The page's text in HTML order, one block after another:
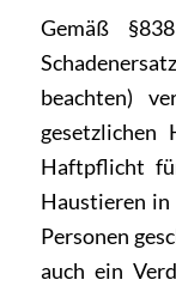
Gemäß
beachten)
Haftpflicht
Haustieren
Personen
auch ein